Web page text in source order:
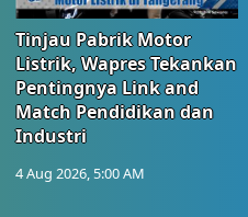
Tinjau Pabrik Motor
Listrik, Wapres Tekankan
Pentingnya Link and
Match Pendidikan dan
Industri
4 Aug 2026, 5:00 AM